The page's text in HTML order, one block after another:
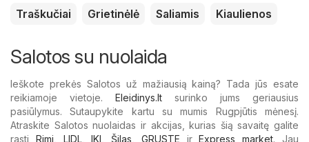
Traškučiai
Grietinėlė Saliamis Kiaulienos
Salotos su nuolaida
Ieškote prekės Salotos už mažiausią kainą? Tada jūs esate
reikiamoje vietoje. Eleidinys.lt surinko jums geriausius
pasiūlymus. Sutaupykite kartu su mumis Rugpjūtis mėnesį.
Atraskite Salotos nuolaidas ir akcijas, kurias šią savaitę galite
rasti Rimi LIDL,IKI Šilas GRUSTE irExpress market. Jau